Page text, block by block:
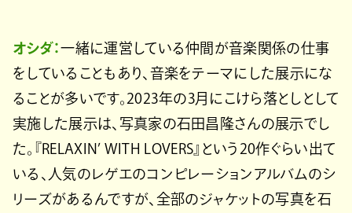
オシダ：一緒に運営している仲間が音楽関係の仕事
をしていることもあり、音楽をテーマにした展示にな
ることが多いです。2023年の3月にこけら落としとして
実施した展示は、写真家の石田昌隆さんの展示でし
た。『RELAXIN’ WITH LOVERS』という20作ぐらい出て
いる、人気のレゲエのコンピレーションアルバムのシ
リーズがあるんですが、全部のジャケットの写真を石